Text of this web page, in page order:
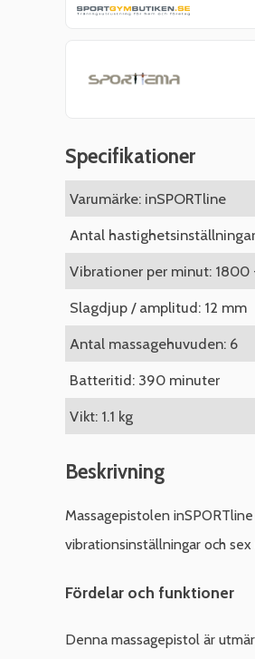
Specifikationer
Varumärke: inSPORTline
Antal
Vibrationer per minut:
Slagdjup / amplitud: 12 mm
Antal massagehuvuden: 6
Batteritid: 390 minuter
Vikt: 1.1 kg
Beskrivning
Massagepistolen
vibrationsinställningar och
Fördelar och funktioner
Denna massagepistol är